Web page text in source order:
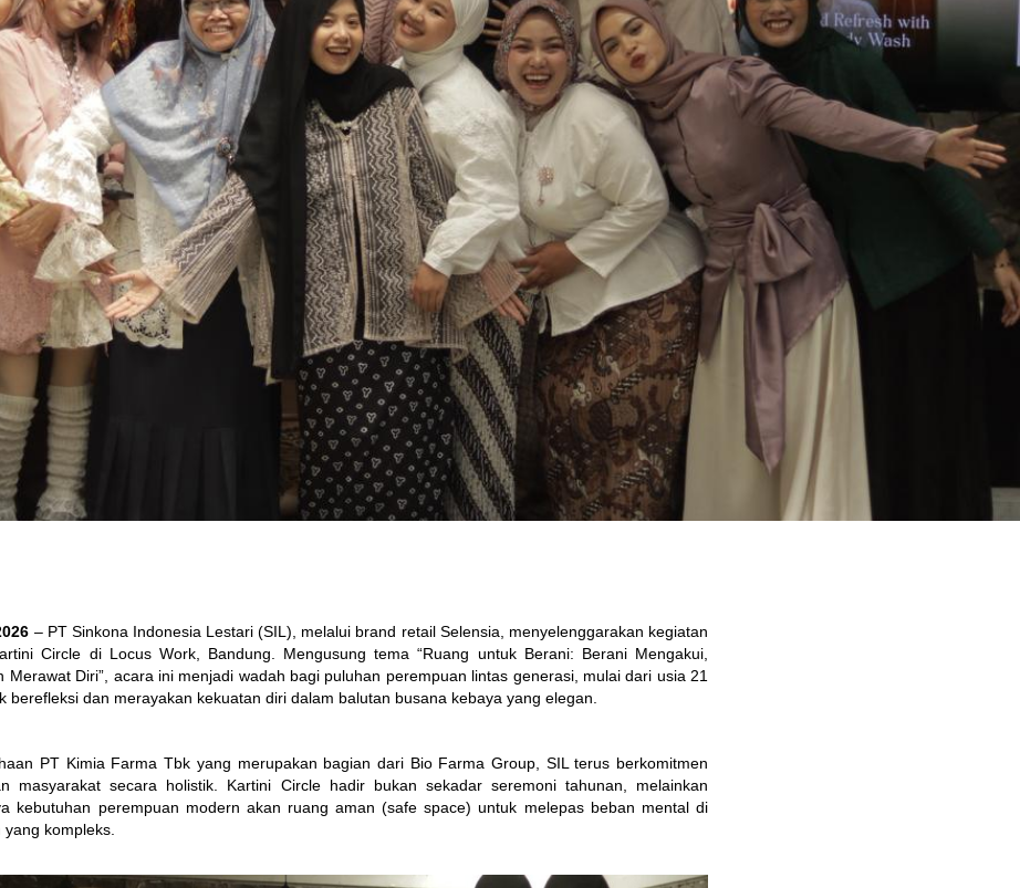
– PT Sinkona Indonesia Lestari (SIL), melalui brand retail Selensia, menyelenggarakan kegiatan
Circle di Locus Work, Bandung. Mengusung tema “Ruang untuk Berani: Berani Mengakui,
Merawat Diri”, acara ini menjadi wadah bagi puluhan perempuan lintas generasi, mulai dari usia 21
berefleksi dan merayakan kekuatan diri dalam balutan busana kebaya yang elegan.
PT Kimia Farma Tbk yang merupakan bagian dari Bio Farma Group, SIL terus berkomitmen
masyarakat secara holistik. Kartini Circle hadir bukan sekadar seremoni tahunan, melainkan
kebutuhan perempuan modern akan ruang aman (safe space) untuk melepas beban mental di
kompleks.